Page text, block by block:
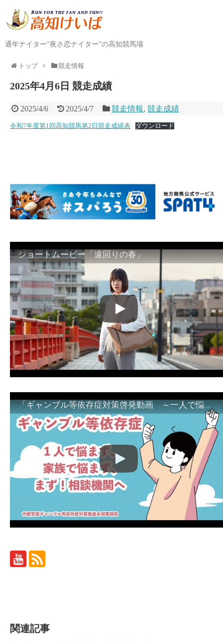
通年ナイター“夜さ恋ナイター”の高知競馬場
トップ 競走情報
2025年4月6日 競走成績
2025/4/6 2025/4/7 競走情報,競走成績
令和7年度第1回高知競馬第2日競走成績表 ダウンロード
ショートムービー「遠回りの春」
「ギャンブル等依存症対策啓発動画 ～一人で悩まず、家族で悩まず、まず！相談機関へ～」
関連記事